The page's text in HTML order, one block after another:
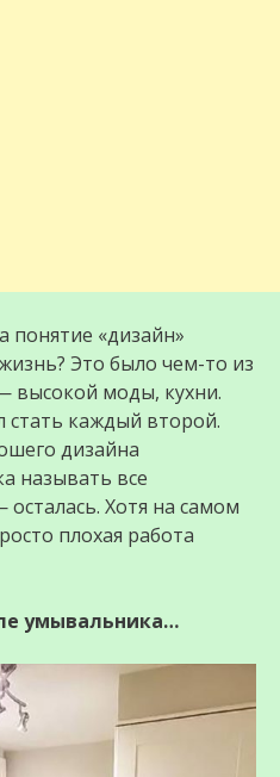
понятие «дизайн»
Это было чем-то из
высокой моды, кухни.
стать каждый второй.
дизайна
называть все
Хотя на самом
плохая работа
умывальника…